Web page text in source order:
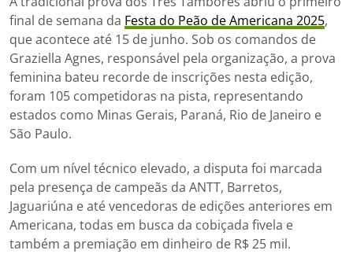
final de semana da Festa do Peão de Americana 2025,
que acontece até 15 de junho. Sob os comandos de
Graziella Agnes, responsável pela organização, a prova
feminina bateu recorde de inscrições nesta edição,
foram 105 competidoras na pista, representando
estados como Minas Gerais, Paraná, Rio de Janeiro e
São Paulo.
Com um nível técnico elevado, a disputa foi marcada
pela presença de campeãs da ANTT, Barretos,
Jaguariúna e até vencedoras de edições anteriores em
Americana, todas em busca da cobiçada fivela e
também a premiação em dinheiro de R$ 25 mil.